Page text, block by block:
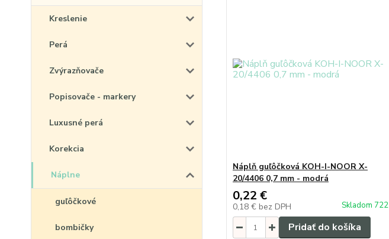
Kreslenie
Perá
Zvýrazňovače
Popisovače - markery
Luxusné perá
Korekcia
Náplne
guľôčkové
bombičky
Náplň guľôčková KOH-I-NOOR X-
20/4406 0,7 mm - modrá
0,22 €
0,18 € bez DPH Skladom 722
Pridať do košíka